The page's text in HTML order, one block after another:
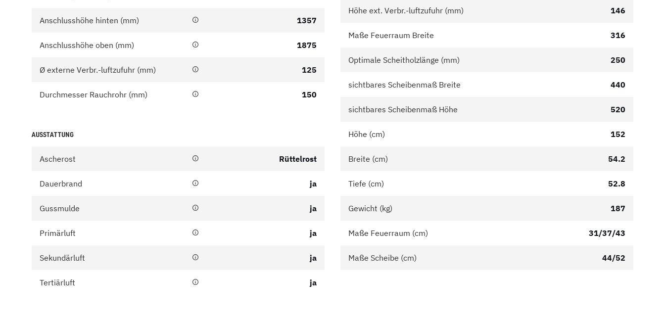
Anschlusshöhe hinten (mm) 1357
Anschlusshöhe oben (mm) 1875
Ø externe Verbr.-luftzufuhr (mm) 125
Durchmesser Rauchrohr (mm) 150
AUSSTATTUNG
Ascherost Rüttelrost
Dauerbrand ja
Gussmulde ja
Primärluft ja
Sekundärluft ja
Tertiärluft ja
Höhe ext. Verbr.-luftzufuhr (mm) 146
Maße Feuerraum Breite 316
Optimale Scheitholzlänge (mm) 250
sichtbares Scheibenmaß Breite 440
sichtbares Scheibenmaß Höhe 520
Höhe (cm) 152
Breite (cm) 54.2
Tiefe (cm) 52.8
Gewicht (kg) 187
Maße Feuerraum (cm) 31/37/43
Maße Scheibe (cm) 44/52